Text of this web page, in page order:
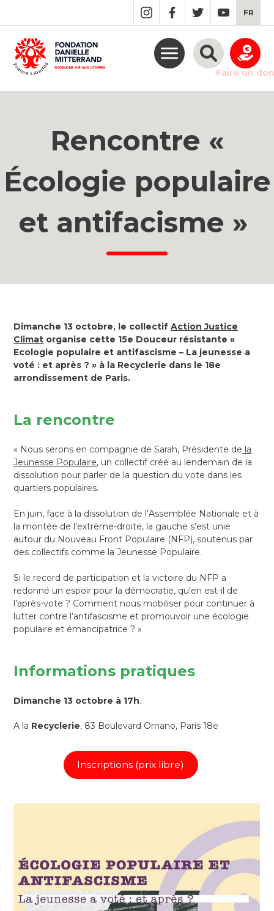
MAIN
CONTENT
FR
Faire un don
Rencontre «
Écologie populaire
et antifacisme »
Dimanche 13 octobre, le collectifAction Justice
Climat organise cette 15e Douceur résistante «
Ecologie populaire et antifascisme – La jeunesse a
voté : et après ? » à la Recyclerie dans le 18e
arrondissement de Paris.
La rencontre
« Nous serons en compagnie de Sarah, Présidente de la
Jeunesse Populaire, un collectif créé au lendemain de la
dissolution pour parler de la question du vote dans les
quartiers populaires.
En juin, face à la dissolution de l’Assemblée Nationale et à
la montée de l’extrême-droite, la gauche s’est unie
autour du Nouveau Front Populaire (NFP), soutenus par
des collectifs comme la Jeunesse Populaire.
Si le record de participation et la victoire du NFP a
redonné un espoir pour la démocratie, qu’en est-il de
l’après-vote ? Comment nous mobiliser pour continuer à
lutter contre l’antifascisme et promouvoir une écologie
populaire et émancipatrice ? »
Informations pratiques
Dimanche 13 octobre à 17h.
A la Recyclerie, 83 Boulevard Ornano, Paris 18e
Inscriptions (prix libre)